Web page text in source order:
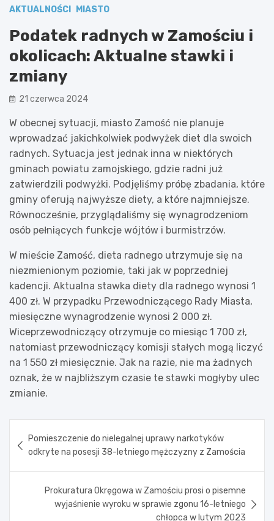
AKTUALNOŚCI MIASTO
Podatek radnych w Zamościu i
okolicach: Aktualne stawki i
zmiany
21 czerwca 2024
W obecnej sytuacji, miasto Zamość nie planuje
wprowadzać jakichkolwiek podwyżek diet dla swoich
radnych. Sytuacja jest jednak inna w niektórych
gminach powiatu zamojskiego, gdzie radni już
zatwierdzili podwyżki. Podjęliśmy próbę zbadania, które
gminy oferują najwyższe diety, a które najmniejsze.
Równocześnie, przyglądaliśmy się wynagrodzeniom
osób pełniących funkcje wójtów i burmistrzów.
W mieście Zamość, dieta radnego utrzymuje się na
niezmienionym poziomie, taki jak w poprzedniej
kadencji. Aktualna stawka diety dla radnego wynosi 1
400 zł. W przypadku Przewodniczącego Rady Miasta,
miesięczne wynagrodzenie wynosi 2 000 zł.
Wiceprzewodniczący otrzymuje co miesiąc 1 700 zł,
natomiast przewodniczący komisji stałych mogą liczyć
na 1 550 zł miesięcznie. Jak na razie, nie ma żadnych
oznak, że w najbliższym czasie te stawki mogłyby ulec
zmianie.
wpisu
Pomieszczenie do nielegalnej uprawy narkotyków
odkryte na posesji 38-letniego mężczyzny z Zamościa
Prokuratura Okręgowa w Zamościu prosi o pisemne
wyjaśnienie wyroku w sprawie zgonu 16-letniego
chłopca w lutym 2023